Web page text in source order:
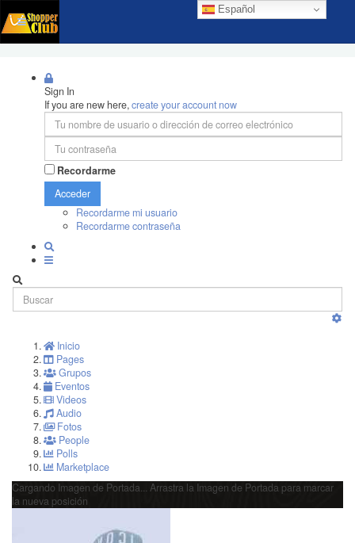
Español
Sign In
If you are new here,create your account now
Recordarme
Acceder
Recordarme mi usuario
Recordarme contraseña
Inicio
Pages
Grupos
Eventos
Videos
Audio
Fotos
People
Polls
Marketplace
Cargando Imagen de Portada...
Arrastra la Imagen de Portada para marcar
la nueva posición